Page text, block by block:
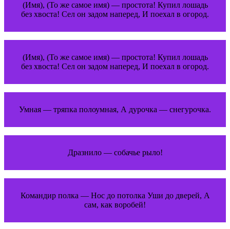
(Имя), (То же самое имя) — простота! Купил лошадь
без хвоста! Сел он задом наперед, И поехал в огород.
(Имя), (То же самое имя) — простота! Купил лошадь
без хвоста! Сел он задом наперед, И поехал в огород.
Умная — тряпка полоумная, А дурочка — снегурочка.
Дразнило — собачье рыло!
Командир полка — Нос до потолка Уши до дверей, А
сам, как воробей!